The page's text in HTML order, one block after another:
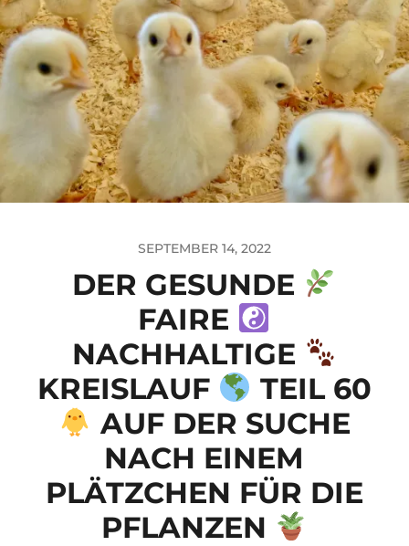
SEPTEMBER 14, 2022
DER GESUNDE
FAIRE
NACHHALTIGE
KREISLAUF
TEIL 60
AUF DER SUCHE
NACH EINEM
PLÄTZCHEN FÜR DIE
PFLANZEN